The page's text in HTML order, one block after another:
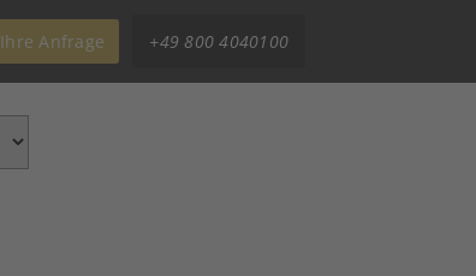
Ihre Anfrage +49 800 4040100